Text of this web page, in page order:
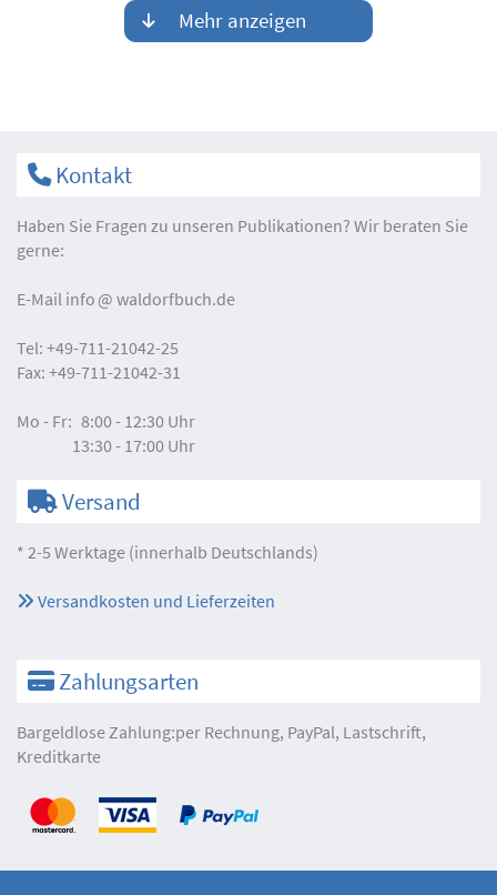
Mehr anzeigen
Kontakt
Haben Sie Fragen zu unseren Publikationen? Wir beraten Sie
gerne:
E-Mail info waldorfbuch.de
Tel: +49-711-21042-25
Fax: +49-711-21042-31
Mo - Fr: 8:00 - 12:30 Uhr
13:30 - 17:00 Uhr
Versand
* 2-5 Werktage (innerhalb Deutschlands)
Versandkosten und Lieferzeiten
Zahlungsarten
Bargeldlose Zahlung:per Rechnung, PayPal, Lastschrift,
Kreditkarte